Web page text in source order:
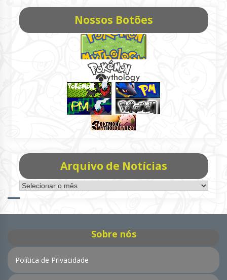
Nossos Botões
Arquivo de Notícias
Arquivo
de
Sobre nós
Política de Privacidade